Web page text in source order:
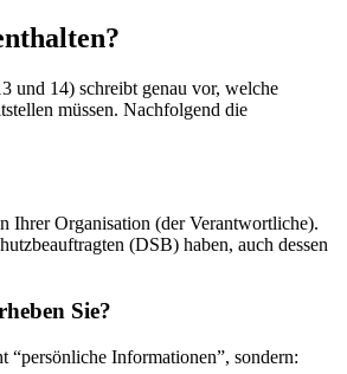
und 14) schreibt genau vor, welche
müssen. Nachfolgend die
Ihrer Organisation (der Verantwortliche).
(DSB) haben, auch dessen
Sie?
“persönliche Informationen”, sondern: